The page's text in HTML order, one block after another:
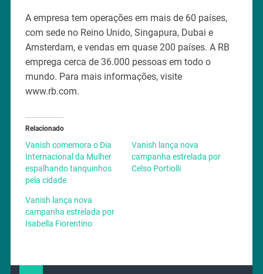
A empresa tem operações em mais de 60 países,
com sede no Reino Unido, Singapura, Dubai e
Amsterdam, e vendas em quase 200 países. A RB
emprega cerca de 36.000 pessoas em todo o
mundo. Para mais informações, visite
www.rb.com.
Relacionado
Vanish comemora o Dia
Internacional da Mulher
espalhando tanquinhos
pela cidade
Vanish lança nova
campanha estrelada por
Celso Portiolli
Vanish lança nova
campanha estrelada por
Isabella Fiorentino